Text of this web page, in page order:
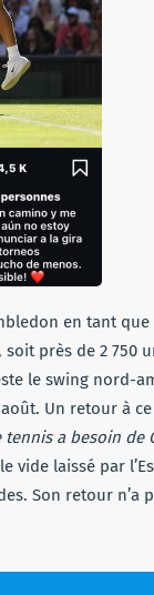
en tant
près de 2 750
le swing nord-
Un retour à
tennis a besoin de
laissé par
Son retour n’a